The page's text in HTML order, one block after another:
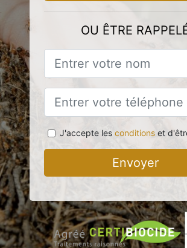
OU ÊTRE
J'accepte les conditionset
Envoyer